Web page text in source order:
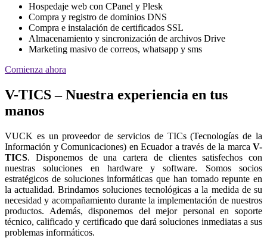
Hospedaje web con CPanel y Plesk
Compra y registro de dominios DNS
Compra e instalación de certificados SSL
Almacenamiento y sincronización de archivos Drive
Marketing masivo de correos, whatsapp y sms
Comienza ahora
V-TICS – Nuestra experiencia en tus
manos
VUCK es un proveedor de servicios de TICs (Tecnologías de la
Información y Comunicaciones) en Ecuador a través de la marca V-
TICS. Disponemos de una cartera de clientes satisfechos con
nuestras soluciones en hardware y software. Somos socios
estratégicos de soluciones informáticas que han tomado repunte en
la actualidad. Brindamos soluciones tecnológicas a la medida de su
necesidad y acompañamiento durante la implementación de nuestros
productos. Además, disponemos del mejor personal en soporte
técnico, calificado y certificado que dará soluciones inmediatas a sus
problemas informáticos.